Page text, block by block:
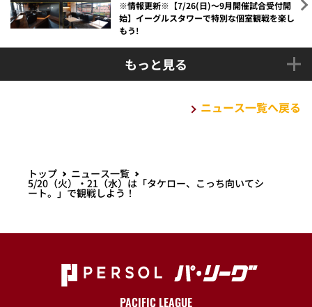
※情報更新※【7/26(日)～9月開催試合受付開
始】イーグルスタワーで特別な個室観戦を楽し
もう!
もっと見る
ニュース一覧へ戻る
トップ ニュース一覧
5/20（火）・21（水）は「タケロー、こっち向いてシ
ート。」で観戦しよう！
PACIFIC LEAGUE